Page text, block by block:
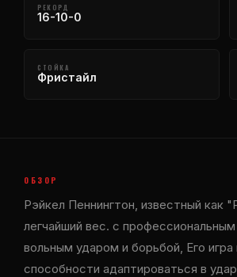
РЕКОРД
16-10-0
СТОЙКА
Фристайл
ОБЗОР
Рэйкел Пеннингтон, известный как
легчайший вес. с
вольным ударом и борьбой, Его
способности адаптироваться в